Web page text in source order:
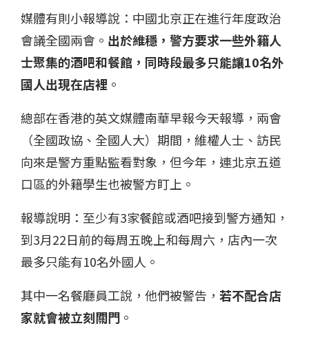
媒體有則小報導說：中國北京正在進行年度政治
會議全國兩會。 出於維穩，警方要求一些外籍人
士聚集的酒吧和餐館，同時段最多只能讓10名外
國人出現在店裡 。
總部在香港的英文媒體南華早報今天報導，兩會
（全國政協、全國人大）期間，維權人士、訪民
向來是警方重點監看對象，但今年，連北京五道
口區的外籍學生也被警方盯上。
報導說明：至少有3家餐館或酒吧接到警方通知，
到3月22日前的每周五晚上和每周六，店內一次
最多只能有10名外國人。
其中一名餐廳員工說，他們被警告， 若不配合店
家就會被立刻關門 。